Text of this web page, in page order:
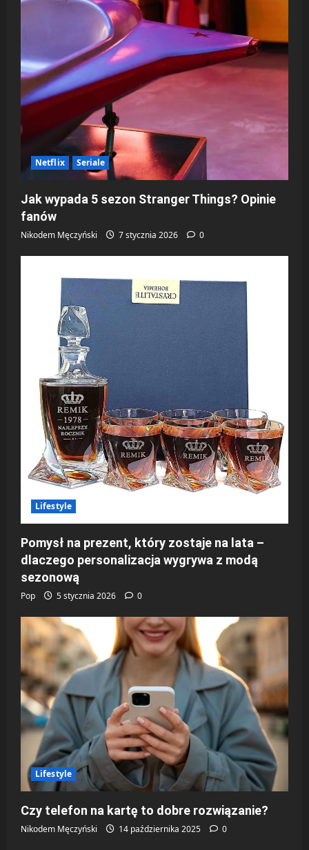
Netflix Seriale
Jak wypada 5 sezon Stranger Things? Opinie
fanów
Nikodem Męczyński 7 stycznia 2026 0
Lifestyle
Pomysł na prezent, który zostaje na lata –
dlaczego personalizacja wygrywa z modą
sezonową
Pop 5 stycznia 2026 0
Lifestyle
Czy telefon na kartę to dobre rozwiązanie?
Nikodem Męczyński 14 października 2025 0